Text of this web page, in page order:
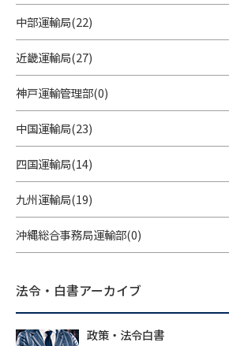
中部運輸局(22)
近畿運輸局(27)
神戸運輸管理部(0)
中国運輸局(23)
四国運輸局(14)
九州運輸局(19)
沖縄総合事務局運輸部(0)
法令・白書アーカイブ
政策・法令白書